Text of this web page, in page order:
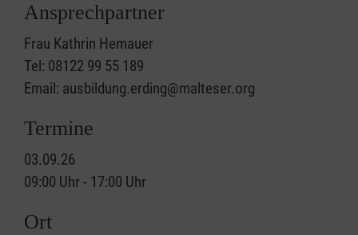
Ansprechpartner
Frau Kathrin Hemauer
Tel: 08122 99 55 189
Email: ausbildung.erding@malteser.org
Termine
03.09.26
09:00 Uhr - 17:00 Uhr
Ort